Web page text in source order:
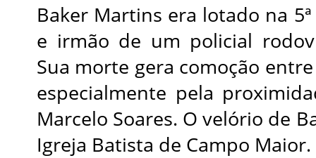
Baker Martins era lotado na
e irmão de um policial
Sua morte gera comoção
especialmente pela
Marcelo Soares. O velório de
Igreja Batista de Campo Maior.